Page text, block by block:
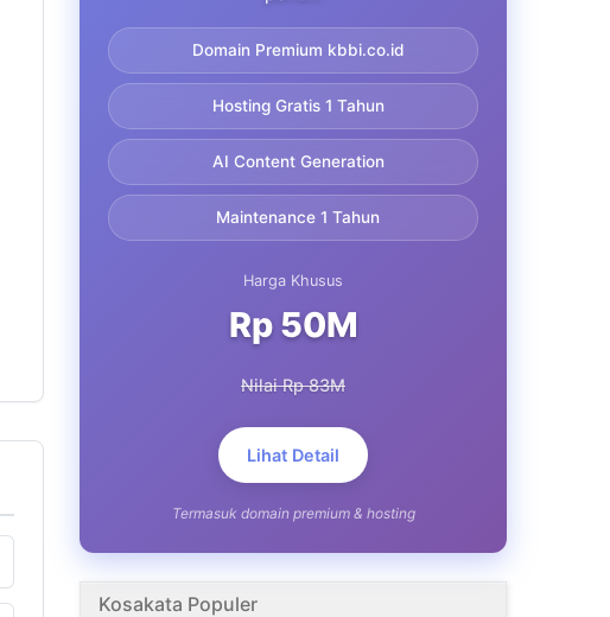
Domain Premium kbbi.co.id
Hosting Gratis 1 Tahun
AI Content Generation
Maintenance 1 Tahun
Harga Khusus
Rp 50M
Nilai Rp 83M
Lihat Detail
Termasuk domain premium & hosting
Kosakata Populer